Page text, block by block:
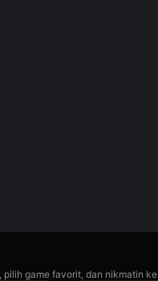
game favorit, dan nikmatin